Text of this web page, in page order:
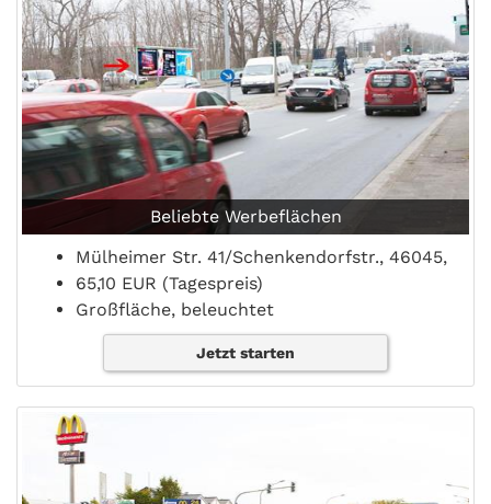
Beliebte Werbeflächen
Mülheimer Str. 41/Schenkendorfstr., 46045,
65,10 EUR (Tagespreis)
Großfläche, beleuchtet
Jetzt starten